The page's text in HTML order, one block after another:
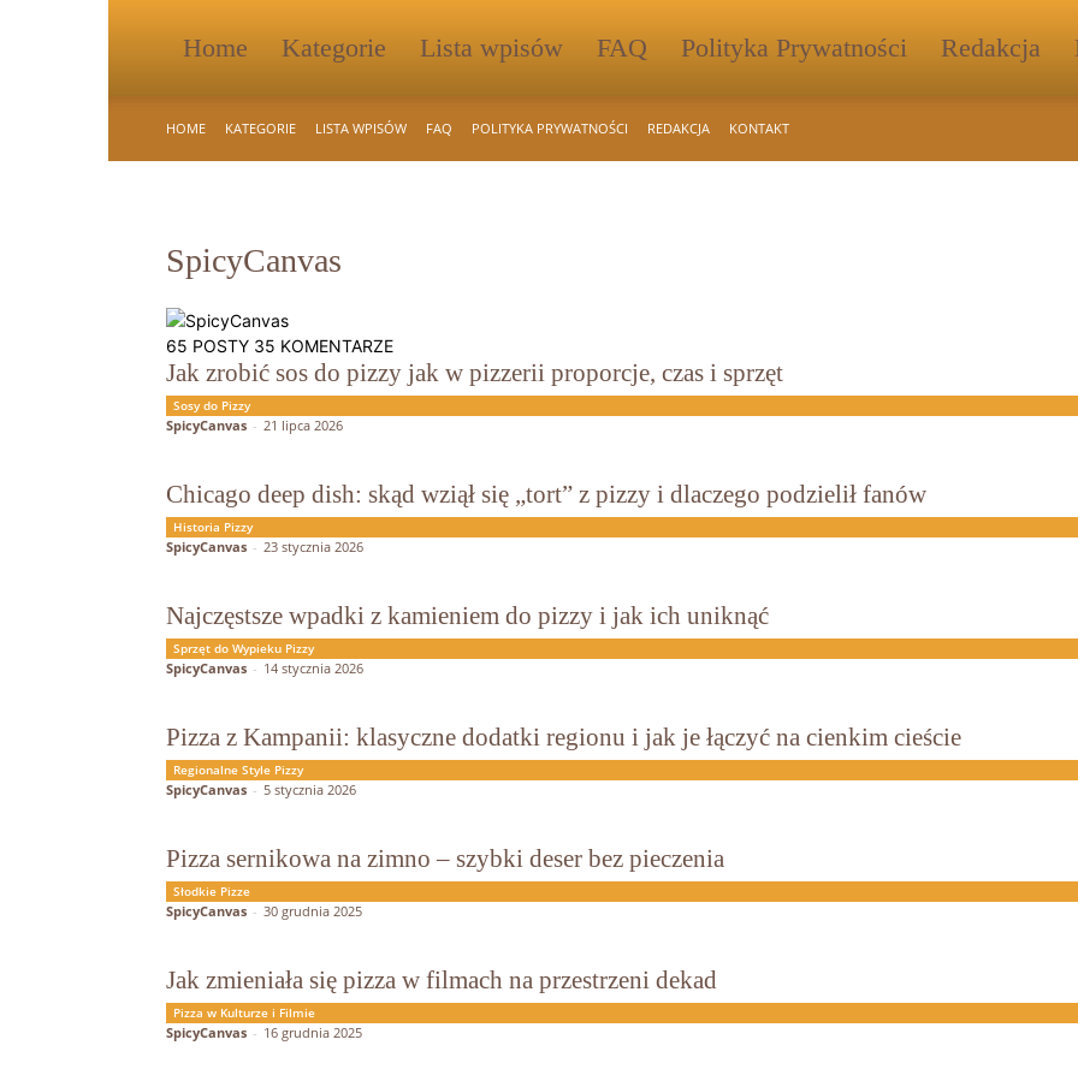
Home Kategorie Lista wpisów FAQ Polityka Prywatności Redakcja
HOME KATEGORIE LISTA WPISÓW FAQ POLITYKA PRYWATNOŚCI REDAKCJA KONTAKT
SpicyCanvas
65 POSTY 35 KOMENTARZE
Jak zrobić sos do pizzy jak w pizzerii proporcje, czas i sprzęt
Sosy do Pizzy
SpicyCanvas - 21 lipca 2026
Chicago deep dish: skąd wziął się „tort” z pizzy i dlaczego podzielił fanów
Historia Pizzy
SpicyCanvas - 23 stycznia 2026
Najczęstsze wpadki z kamieniem do pizzy i jak ich uniknąć
Sprzęt do Wypieku Pizzy
SpicyCanvas - 14 stycznia 2026
Pizza z Kampanii: klasyczne dodatki regionu i jak je łączyć na cienkim cieście
Regionalne Style Pizzy
SpicyCanvas - 5 stycznia 2026
Pizza sernikowa na zimno – szybki deser bez pieczenia
Słodkie Pizze
SpicyCanvas - 30 grudnia 2025
Jak zmieniała się pizza w filmach na przestrzeni dekad
Pizza w Kulturze i Filmie
SpicyCanvas - 16 grudnia 2025